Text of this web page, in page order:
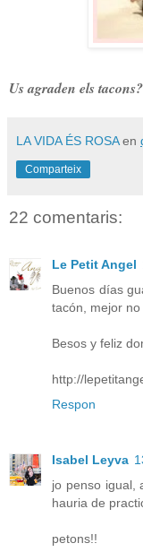
Us agraden els
LA VIDA ÉS ROSA en
Comparteix
22 comentaris:
Le Petit Angel
Buenos días
tacón, mejor no
Besos y feliz
http://
Respon
Isabel Leyva
jo penso igual,
hauria de
petons!!